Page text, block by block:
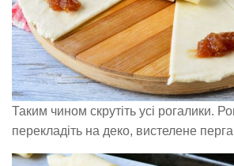
Таким чином скрутіть усі рогалики.
перекладіть на деко, вистелене